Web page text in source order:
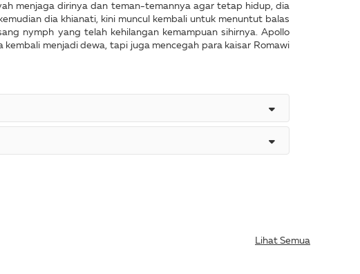
menjaga dirinya dan teman-temannya agar tetap hidup, dia
dia khianati, kini muncul kembali untuk menuntut balas
nymph yang telah kehilangan kemampuan sihirnya. Apollo
menjadi dewa, tapi juga mencegah para kaisar Romawi
Lihat Semua